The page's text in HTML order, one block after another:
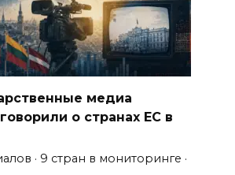
медиа
о странах ЕС в
· 9 стран в мониторинге ·